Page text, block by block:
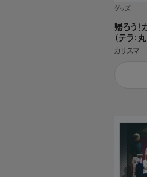
グッズ
帰ろう
（テラ：
カリスマ